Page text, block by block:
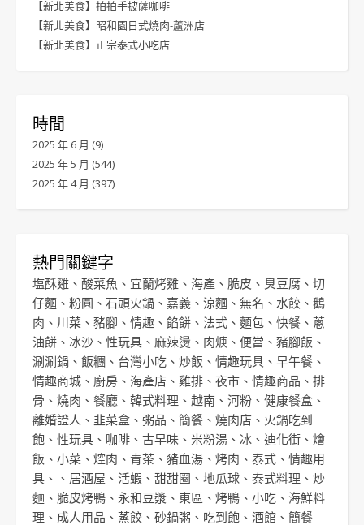
【新北美食】拍拍手披薩咖啡
【新北美食】昭和園日式燒肉-蘆洲店
【新北美食】正宗泰式小吃店
時間
2025 年 6 月 (9)
2025 年 5 月 (544)
2025 年 4 月 (397)
熱門關鍵字
塩酥雞 、 酸菜魚 、 宜蘭烤雞 、 海產 、 脆皮 、 臭豆腐 、 切
仔麵 、 粉圓 、 石頭火鍋 、 嘉義 、 涼麵 、 無名 、 水餃 、 鵝
肉 、 川菜 、 豬腳 、 情趣 、 餡餅 、 法式 、 麵包 、 快餐 、 蔥
油餅 、 冰沙 、 性玩具 、 麻辣燙 、 肉焿 、 便當 、 豬腳飯 、
涮涮鍋 、 飯糰 、 台灣小吃 、 炒飯 、 情趣玩具 、 早午餐 、
情趣商城 、 廚房 、 海產店 、 雞排 、 夜市 、 情趣商品 、 排
骨 、 燒肉 、 餐廳 、 韓式料理 、 越南 、 河粉 、 健康餐盒 、
離婚證人 、 韭菜盒 、 粥品 、 簡餐 、 燒肉店 、 火鍋吃到
飽 、 性玩具 、 咖啡 、 古早味 、 米粉湯 、 冰 、 迪化街 、 燴
飯 、 小菜 、 焢肉 、 青茶 、 豬血湯 、 烤肉 、 泰式 、 情趣用
具 、、 居酒屋 、 活蝦 、 甜甜圈 、 地瓜球 、 泰式料理 、 炒
麵 、 脆皮烤鴨 、 永和豆漿 、 東區 、 烤鴨 、 小吃 、 海鮮料
理 、 成人用品 、 蒸餃 、 砂鍋粥 、 吃到飽 、 酒館 、 簡餐